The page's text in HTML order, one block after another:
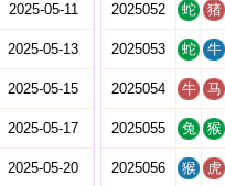
2025-05-11
2025-05-13
2025-05-15
2025-05-17
2025-05-20
2025052 蛇 猪
2025053 蛇 牛
2025054 牛 马
2025055 兔 猴
2025056 猴 虎